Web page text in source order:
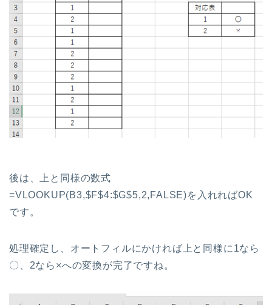
後は、上と同様の数式
=VLOOKUP(B3,$F$4:$G$5,2,FALSE)を入れればOK
です。
処理確定し、オートフィルにかければ上と同様に1なら
〇、2なら×への変換が完了ですね。